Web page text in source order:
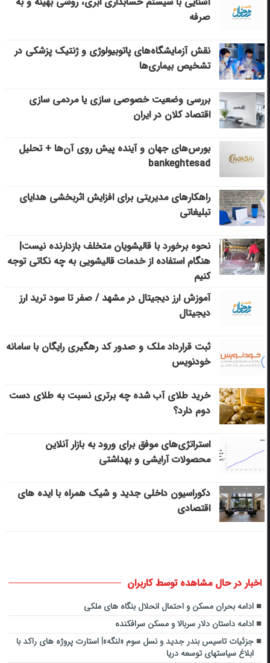
صرفه
نقش آزمایشگاه‌های پاتوبیولوژی و ژنتیک پزشکی در
تشخیص بیماری‌ها
بررسی وضعیت خصوصی سازی یا مردمی سازی
اقتصاد کلان در ایران
بورس‌های جهان و آینده پیش روی آن‌ها + تحلیل
bankeghtesad
راهکارهای مدیریتی برای افزایش اثربخشی هدایای
تبلیغاتی
نحوه برخورد با قالیشویان متخلف بازدارنده نیست|
هنگام استفاده از خدمات قالیشویی به چه نکاتی توجه
کنیم
آموزش ارز دیجیتال در مشهد / صفر تا سود ترید ارز
دیجیتال
ثبت قرارداد ملک و صدور کد رهگیری رایگان با سامانه
خودنویس
خرید طلای آب شده چه برتری نسبت به طلای دست
دوم دارد؟
استراتژی‌های موفق برای ورود به بازار آنلاین
محصولات آرایشی و بهداشتی
دکوراسیون داخلی جدید و شیک همراه با ایده های
اقتصادی
اخبار در حال مشاهده توسط کاربران
ادامه بحران مسکن و احتمال انحلال بنگاه های ملکی
ادامه داستان دلار سربالا و مسکن سرافکنده
جزئیات تاسیس بندر جدید و نسل سوم «لنگه»| استارت پروژه های راکد با
ابلاغ سیاستهای توسعه دریا